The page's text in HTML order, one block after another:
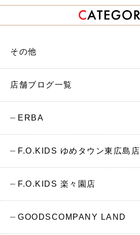
その他
店舗ブログ一覧
ERBA
F.O.KIDS ゆめタウン東広島店
F.O.KIDS 楽々園店
GOODSCOMPANY LAND